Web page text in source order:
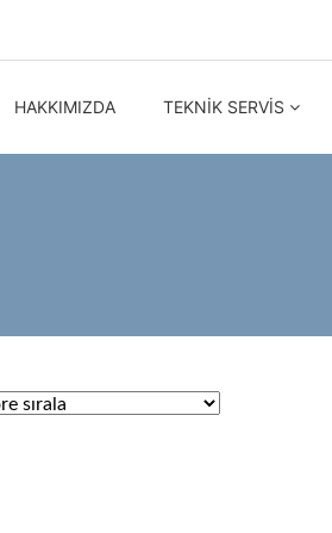
HAKKIMIZDA TEKNIK SERVIS